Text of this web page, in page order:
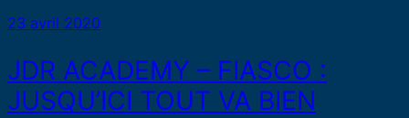
23 avril 2020
JDR ACADEMY – FIASCO :
JUSQU’ICI TOUT VA BIEN